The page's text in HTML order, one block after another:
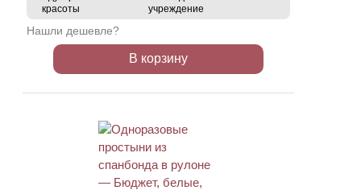
красоты
учреждение
Нашли дешевле?
В корзину